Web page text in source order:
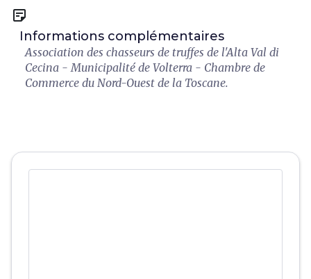
sticky_note_2
Informations complémentaires
Association des chasseurs de truffes de l'Alta Val di
Cecina - Municipalité de Volterra - Chambre de
Commerce du Nord-Ouest de la Toscane.